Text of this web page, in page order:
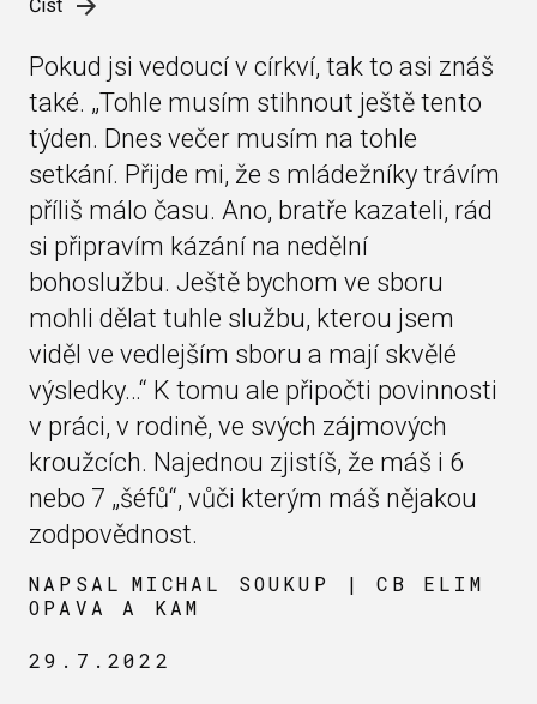
Číst
Pokud jsi vedoucí v církví, tak to asi znáš
také. „Tohle musím stihnout ještě tento
týden. Dnes večer musím na tohle
setkání. Přijde mi, že s mládežníky trávím
příliš málo času. Ano, bratře kazateli, rád
si připravím kázání na nedělní
bohoslužbu. Ještě bychom ve sboru
mohli dělat tuhle službu, kterou jsem
viděl ve vedlejším sboru a mají skvělé
výsledky…“ K tomu ale připočti povinnosti
v práci, v rodině, ve svých zájmových
kroužcích. Najednou zjistíš, že máš i 6
nebo 7 „šéfů“, vůči kterým máš nějakou
zodpovědnost.
NAPSAL MICHAL SOUKUP | CB ELIM
OPAVA A KAM
29.7.2022